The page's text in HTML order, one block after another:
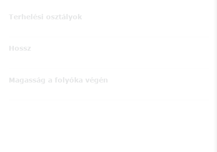
Terhelési osztályok
Hossz
Magasság a folyóka végén